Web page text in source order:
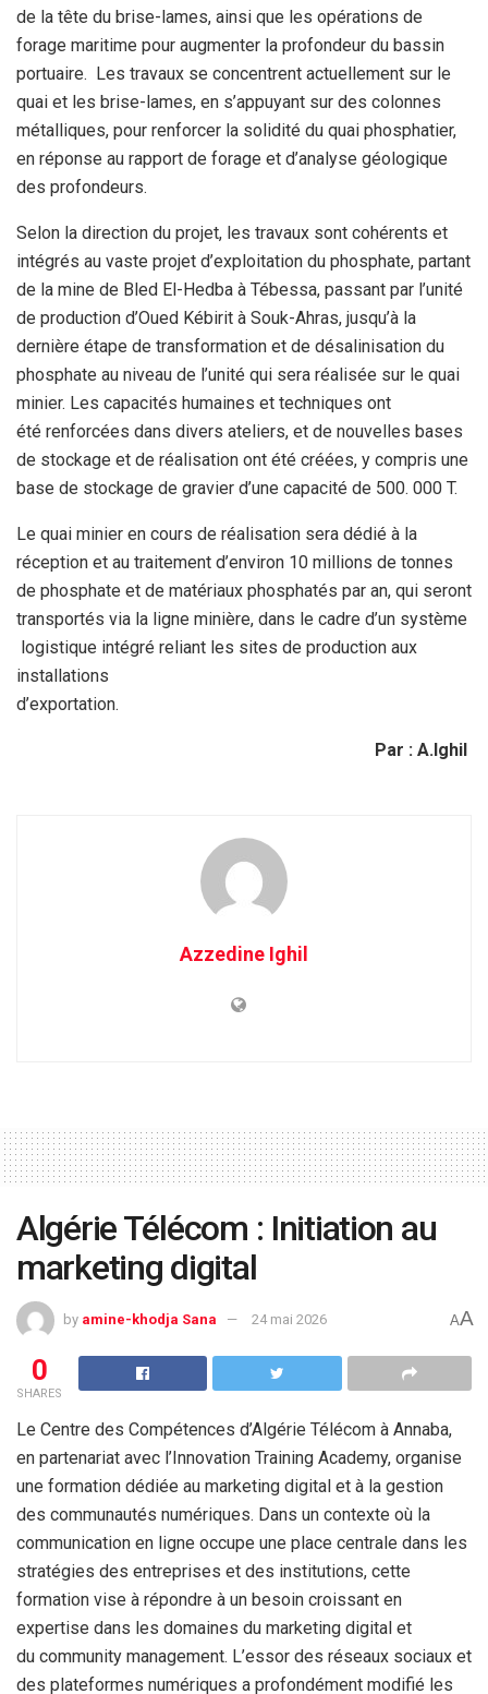
de la tête du brise-lames, ainsi que les opérations de
forage maritime pour augmenter la profondeur du bassin
portuaire. Les travaux se concentrent actuellement sur le
quai et les brise-lames, en s’appuyant sur des colonnes
métalliques, pour renforcer la solidité du quai phosphatier,
en réponse au rapport de forage et d’analyse géologique
des profondeurs.
Selon la direction du projet, les travaux sont cohérents et
intégrés au vaste projet d’exploitation du phosphate, partant
de la mine de Bled El-Hedba à Tébessa, passant par l’unité
de production d’Oued Kébirit à Souk-Ahras, jusqu’à la
dernière étape de transformation et de désalinisation du
phosphate au niveau de l’unité qui sera réalisée sur le quai
minier. Les capacités humaines et techniques ont
été renforcées dans divers ateliers, et de nouvelles bases
de stockage et de réalisation ont été créées, y compris une
base de stockage de gravier d’une capacité de 500. 000 T.
Le quai minier en cours de réalisation sera dédié à la
réception et au traitement d’environ 10 millions de tonnes
de phosphate et de matériaux phosphatés par an, qui seront
transportés via la ligne minière, dans le cadre d’un système
logistique intégré reliant les sites de production aux
installations
d’exportation.
Par : A.Ighil
Azzedine Ighil
Algérie Télécom : Initiation au
marketing digital
by amine-khodja Sana 24 mai 2026 AA
0
SHARES
Le Centre des Compétences d’Algérie Télécom à Annaba,
en partenariat avec l’Innovation Training Academy, organise
une formation dédiée au marketing digital et à la gestion
des communautés numériques. Dans un contexte où la
communication en ligne occupe une place centrale dans les
stratégies des entreprises et des institutions, cette
formation vise à répondre à un besoin croissant en
expertise dans les domaines du marketing digital et
du community management. L’essor des réseaux sociaux et
des plateformes numériques a profondément modifié les